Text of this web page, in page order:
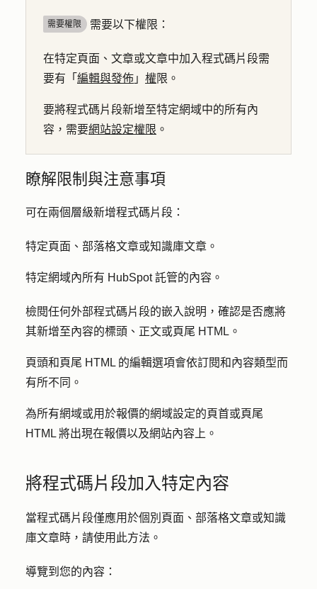
需要權限 需要以下權限：
在特定頁面、文章或文章中加入程式碼片段需
要有「 編輯與發佈 」 權限。
要將程式碼片段新增至特定網域中的所有內
容，需要網站設定權限 。
瞭解限制與注意事項
可在兩個層級新增程式碼片段：
特定頁面、部落格文章或知識庫文章。
特定網域內所有 HubSpot 託管的內容。
檢閱任何外部程式碼片段的嵌入說明，確認是否應將
其新增至內容的標頭、正文或頁尾 HTML。
頁頭和頁尾 HTML 的編輯選項會依訂閱和內容類型而
有所不同。
為所有網域或用於報價的網域設定的頁首或頁尾
HTML 將出現在報價以及網站內容上。
將程式碼片段加入特定內容
當程式碼片段僅應用於個別頁面、部落格文章或知識
庫文章時，請使用此方法。
導覽到您的內容：